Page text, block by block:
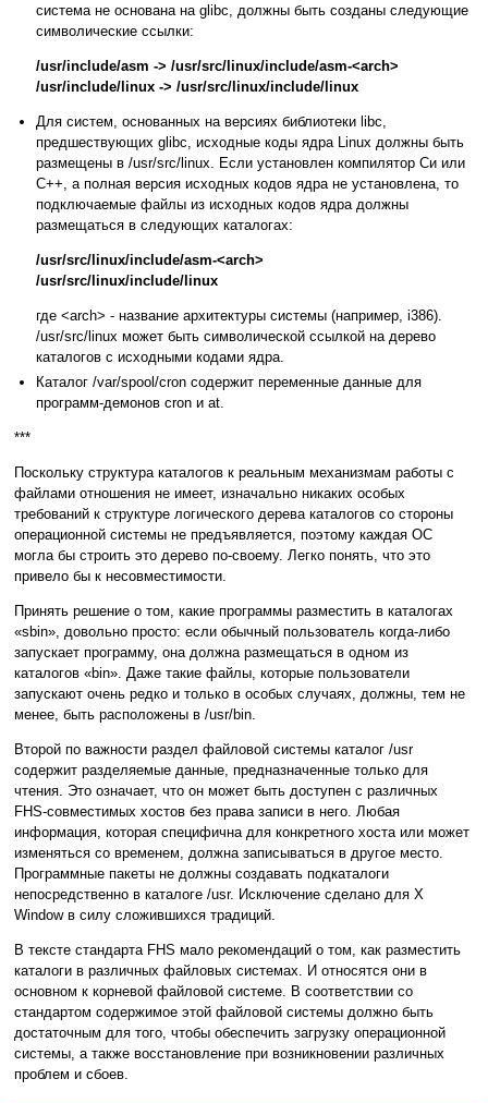
система не основана на glibc, должны быть созданы следующие
символические ссылки:
/usr/include/asm -> /usr/src/linux/include/asm-<arch>
/usr/include/linux -> /usr/src/linux/include/linux
Для систем, основанных на версиях библиотеки libc,
предшествующих glibc, исходные коды ядра Linux должны быть
размещены в /usr/src/linux. Если установлен компилятор Cи или
C++, а полная версия исходных кодов ядра не установлена, то
подключаемые файлы из исходных кодов ядра должны
размещаться в следующих каталогах:
/usr/src/linux/include/asm-<arch>
/usr/src/linux/include/linux
где <arch> - название архитектуры системы (например, i386).
/usr/src/linux может быть символической ссылкой на дерево
каталогов с исходными кодами ядра.
Каталог /var/spool/cron содержит переменные данные для
программ-демонов cron и at.
***
Поскольку структура каталогов к реальным механизмам работы с
файлами отношения не имеет, изначально никаких особых
требований к структуре логического дерева каталогов со стороны
операционной системы не предъявляется, поэтому каждая ОС
могла бы строить это дерево по-своему. Легко понять, что это
привело бы к несовместимости.
Принять решение о том, какие программы разместить в каталогах
«sbin», довольно просто: если обычный пользователь когда-либо
запускает программу, она должна размещаться в одном из
каталогов «bin». Даже такие файлы, которые пользователи
запускают очень редко и только в особых случаях, должны, тем не
менее, быть расположены в /usr/bin.
Второй по важности раздел файловой системы каталог /usr
содержит разделяемые данные, предназначенные только для
чтения. Это означает, что он может быть доступен с различных
FHS-совместимых хостов без права записи в него. Любая
информация, которая специфична для конкретного хоста или может
изменяться со временем, должна записываться в другое место.
Программные пакеты не должны создавать подкаталоги
непосредственно в каталоге /usr. Исключение сделано для X
Window в силу сложившихся традиций.
В тексте стандарта FHS мало рекомендаций о том, как разместить
каталоги в различных файловых системах. И относятся они в
основном к корневой файловой системе. В соответствии со
стандартом содержимое этой файловой системы должно быть
достаточным для того, чтобы обеспечить загрузку операционной
системы, а также восстановление при возникновении различных
проблем и сбоев.